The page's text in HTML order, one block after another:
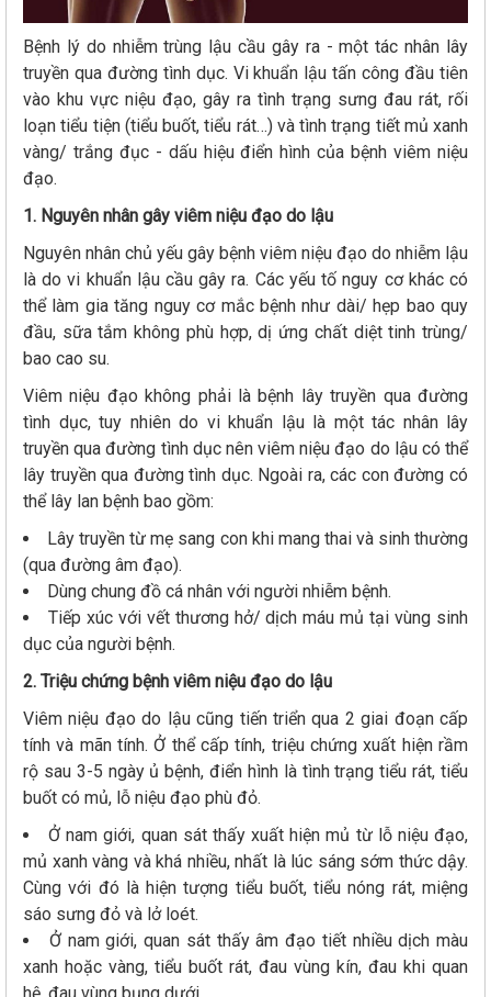
Bệnh lý do nhiễm trùng lậu cầu gây ra - một tác nhân lây
truyền qua đường tình dục. Vi khuẩn lậu tấn công đầu tiên
vào khu vực niệu đạo, gây ra tình trạng sưng đau rát, rối
loạn tiểu tiện (tiểu buốt, tiểu rát…) và tình trạng tiết mủ xanh
vàng/ trắng đục - dấu hiệu điển hình của bệnh viêm niệu
đạo.
1. Nguyên nhân gây viêm niệu đạo do lậu
Nguyên nhân chủ yếu gây bệnh viêm niệu đạo do nhiễm lậu
là do vi khuẩn lậu cầu gây ra. Các yếu tố nguy cơ khác có
thể làm gia tăng nguy cơ mắc bệnh như dài/ hẹp bao quy
đầu, sữa tắm không phù hợp, dị ứng chất diệt tinh trùng/
bao cao su.
Viêm niệu đạo không phải là bệnh lây truyền qua đường
tình dục, tuy nhiên do vi khuẩn lậu là một tác nhân lây
truyền qua đường tình dục nên viêm niệu đạo do lậu có thể
lây truyền qua đường tình dục. Ngoài ra, các con đường có
thể lây lan bệnh bao gồm:
Lây truyền từ mẹ sang con khi mang thai và sinh thường
(qua đường âm đạo).
Dùng chung đồ cá nhân với người nhiễm bệnh.
Tiếp xúc với vết thương hở/ dịch máu mủ tại vùng sinh
dục của người bệnh.
2. Triệu chứng bệnh viêm niệu đạo do lậu
Viêm niệu đạo do lậu cũng tiến triển qua 2 giai đoạn cấp
tính và mãn tính. Ở thể cấp tính, triệu chứng xuất hiện rầm
rộ sau 3-5 ngày ủ bệnh, điển hình là tình trạng tiểu rát, tiểu
buốt có mủ, lỗ niệu đạo phù đỏ.
Ở nam giới, quan sát thấy xuất hiện mủ từ lỗ niệu đạo,
mủ xanh vàng và khá nhiều, nhất là lúc sáng sớm thức dậy.
Cùng với đó là hiện tượng tiểu buốt, tiểu nóng rát, miệng
sáo sưng đỏ và lở loét.
Ở nam giới, quan sát thấy âm đạo tiết nhiều dịch màu
xanh hoặc vàng, tiểu buốt rát, đau vùng kín, đau khi quan
hệ, đau vùng bụng dưới…